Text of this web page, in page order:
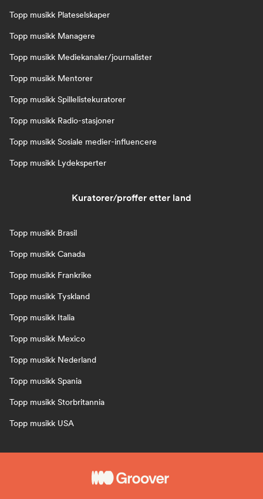
Topp musikk Plateselskaper
Topp musikk Managere
Topp musikk Mediekanaler/journalister
Topp musikk Mentorer
Topp musikk Spillelistekuratorer
Topp musikk Radio-stasjoner
Topp musikk Sosiale medier-influencere
Topp musikk Lydeksperter
Kuratorer/proffer etter land
Topp musikk Brasil
Topp musikk Canada
Topp musikk Frankrike
Topp musikk Tyskland
Topp musikk Italia
Topp musikk Mexico
Topp musikk Nederland
Topp musikk Spania
Topp musikk Storbritannia
Topp musikk USA